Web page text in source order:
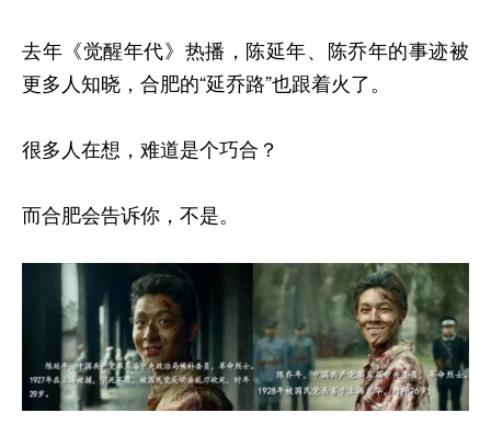
去年《觉醒年代》热播，陈延年、陈乔年的事迹被
更多人知晓，合肥的“延乔路”也跟着火了。
很多人在想，难道是个巧合？
而合肥会告诉你，不是。